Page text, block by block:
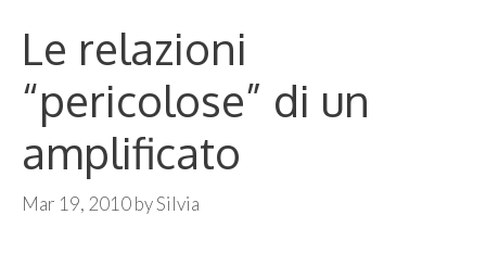
Le relazioni
“pericolose” di un
amplificato
Mar 19, 2010bySilvia